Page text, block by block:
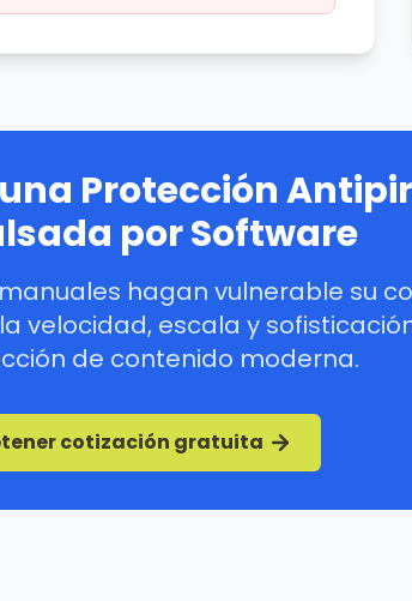
Protección
por Software
hagan vulnerable su
velocidad, escala y
de contenido moderna.
cotización gratuita